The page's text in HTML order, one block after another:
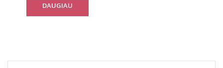
DAUGIAU